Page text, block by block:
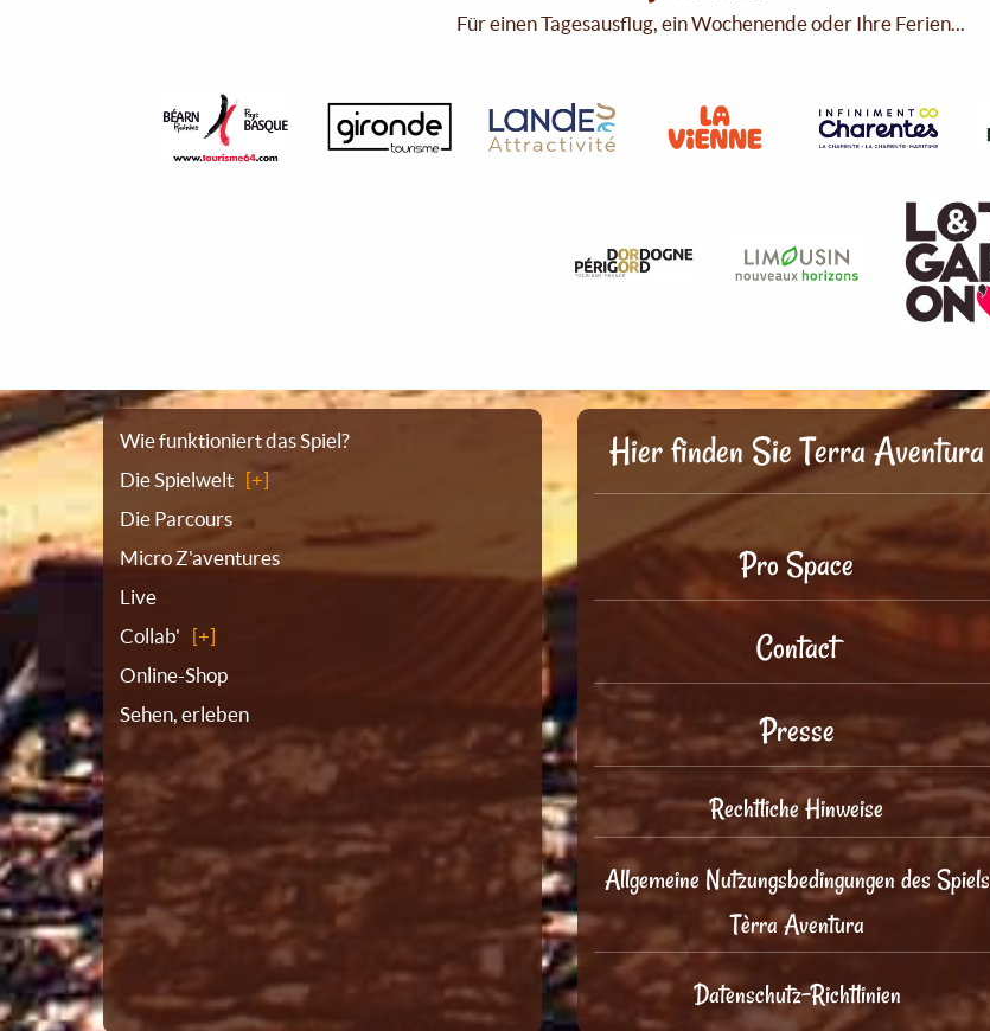
Für einen Tagesausflug, ein Wochenende oder Ihre Ferien...
Sitemap
Wie funktioniert das Spiel?
Die Spielwelt
Die Parcours
Micro Z'aventures
Live
Collab'
Online-Shop
Sehen, erleben
Hier finden Sie Terra Aventura
Pro Space
Contact
Presse
Rechtliche Hinweise
Allgemeine Nutzungsbedingungen des Spiels
Tèrra Aventura
Datenschutz-Richtlinien